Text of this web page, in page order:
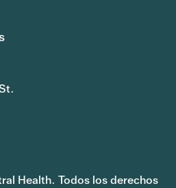
Health. Todos los derechos